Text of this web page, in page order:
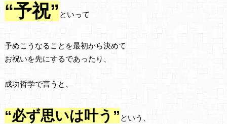
“予祝” といって
予めこうなることを最初から決めて
お祝いを先にするであったり、
成功哲学で言うと、
“必ず思いは叶う” という、